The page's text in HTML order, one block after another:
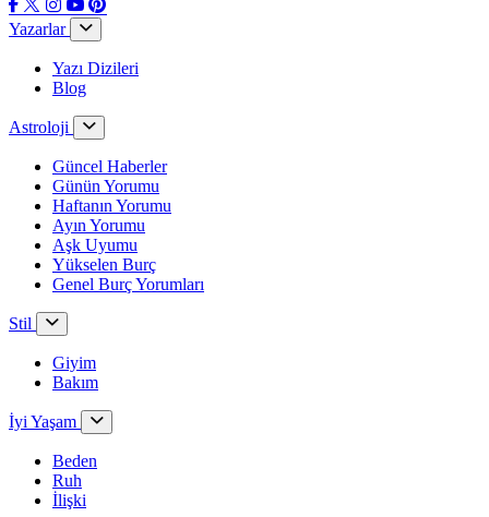
Yazarlar
Yazı Dizileri
Blog
Astroloji
Güncel Haberler
Günün Yorumu
Haftanın Yorumu
Ayın Yorumu
Aşk Uyumu
Yükselen Burç
Genel Burç Yorumları
Stil
Giyim
Bakım
İyi Yaşam
Beden
Ruh
İlişki